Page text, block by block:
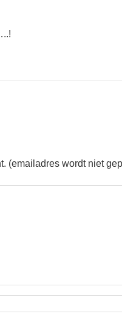
(emailadres wordt niet